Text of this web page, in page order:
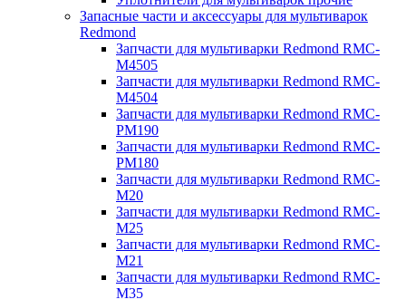
Запасные части и аксессуары для мультиварок
Redmond
Запчасти для мультиварки Redmond RMC-
M4505
Запчасти для мультиварки Redmond RMC-
M4504
Запчасти для мультиварки Redmond RMC-
PM190
Запчасти для мультиварки Redmond RMC-
PM180
Запчасти для мультиварки Redmond RMC-
M20
Запчасти для мультиварки Redmond RMC-
M25
Запчасти для мультиварки Redmond RMC-
M21
Запчасти для мультиварки Redmond RMC-
M35